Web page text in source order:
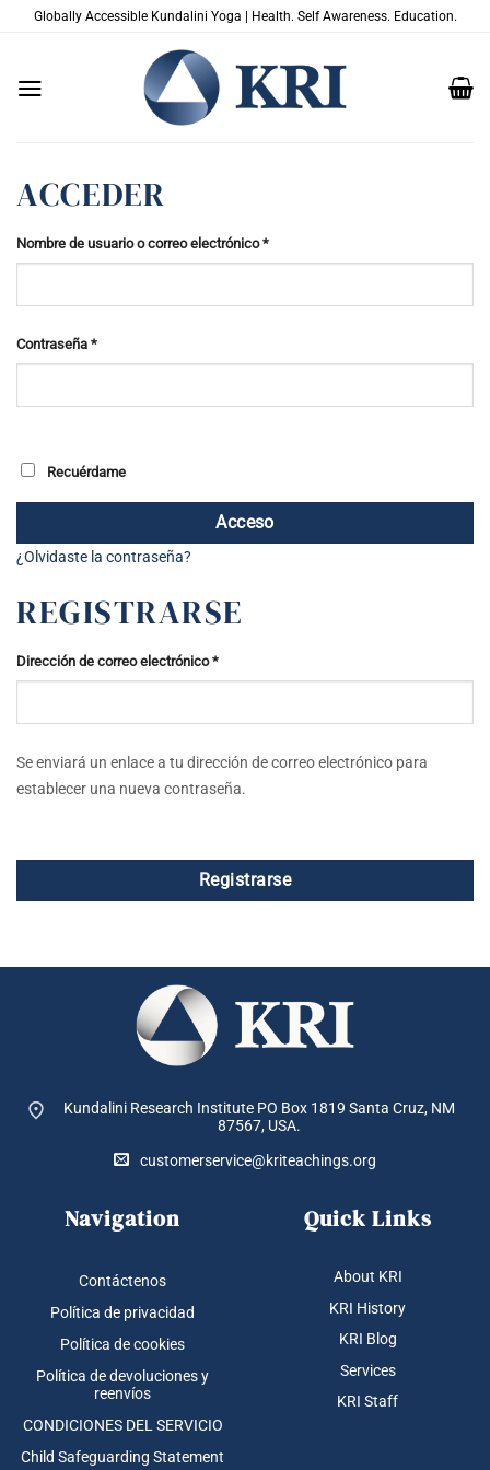
SaltarGlobally Accessible Kundalini Yoga | Health. Self Awareness. Education.
ACCEDER
Nombre de usuario o correo electrónico*Obligatorio
Contraseña *Obligatorio
Recuérdame
Acceso
¿Olvidaste la contraseña?
REGISTRARSE
Dirección de correo electrónico*Obligatorio
Se enviará un enlace a tu dirección de correo electrónico para
establecer una nueva contraseña.
Registrarse
Kundalini Research Institute PO Box 1819 Santa Cruz, NM
87567, USA.
customerservice@kriteachings.org
Navigation
Contáctenos
Política de privacidad
Política de cookies
Política de devoluciones y
reenvíos
CONDICIONES DEL SERVICIO
Child Safeguarding Statement
Quick Links
About KRI
KRI History
KRI Blog
Services
KRI Staff